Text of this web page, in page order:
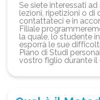
Se siete interessati
lezioni, ripetizioni o di
contattateci e in
Filiale
la quale, lo studente
esporrà le sue
Piano di Studi
vostro figlio durante il